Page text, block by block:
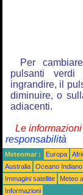
Per
pulsanti
ingrandire, il
diminuire, o
adiacenti.
Le
responsabilità
Meteomar : Europa
Australia
Oceano Indiano
Immagini satellite
Meteo
Informazioni